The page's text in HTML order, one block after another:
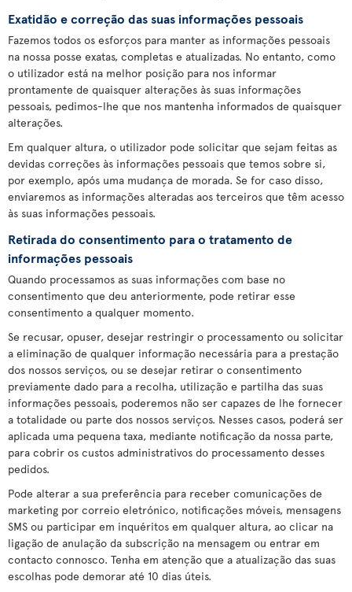
Exatidão e correção das suas informações pessoais
Fazemos todos os esforços para manter as informações pessoais
na nossa posse exatas, completas e atualizadas. No entanto, como
o utilizador está na melhor posição para nos informar
prontamente de quaisquer alterações às suas informações
pessoais, pedimos-lhe que nos mantenha informados de quaisquer
alterações.
Em qualquer altura, o utilizador pode solicitar que sejam feitas as
devidas correções às informações pessoais que temos sobre si,
por exemplo, após uma mudança de morada. Se for caso disso,
enviaremos as informações alteradas aos terceiros que têm acesso
às suas informações pessoais.
Retirada do consentimento para o tratamento de
informações pessoais
Quando processamos as suas informações com base no
consentimento que deu anteriormente, pode retirar esse
consentimento a qualquer momento.
Se recusar, opuser, desejar restringir o processamento ou solicitar
a eliminação de qualquer informação necessária para a prestação
dos nossos serviços, ou se desejar retirar o consentimento
previamente dado para a recolha, utilização e partilha das suas
informações pessoais, poderemos não ser capazes de lhe fornecer
a totalidade ou parte dos nossos serviços. Nesses casos, poderá ser
aplicada uma pequena taxa, mediante notificação da nossa parte,
para cobrir os custos administrativos do processamento desses
pedidos.
Pode alterar a sua preferência para receber comunicações de
marketing por correio eletrónico, notificações móveis, mensagens
SMS ou participar em inquéritos em qualquer altura, ao clicar na
ligação de anulação da subscrição na mensagem ou entrar em
contacto connosco. Tenha em atenção que a atualização das suas
escolhas pode demorar até 10 dias úteis.